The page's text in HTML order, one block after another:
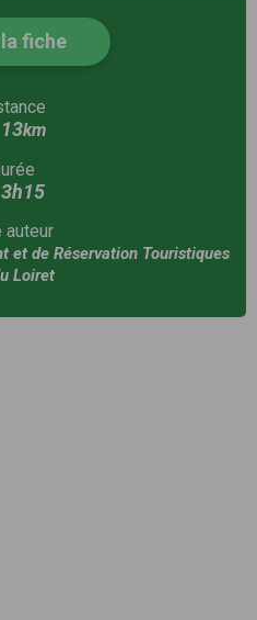
fiche
13km
3h15
auteur
et de Réservation Touristiques
Loiret